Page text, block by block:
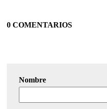
0 COMENTARIOS
Nombre